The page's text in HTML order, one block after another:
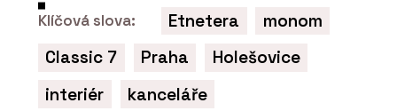
Klíčová slova: Etnetera
monom
Classic 7
Praha
Holešovice
interiér
kanceláře